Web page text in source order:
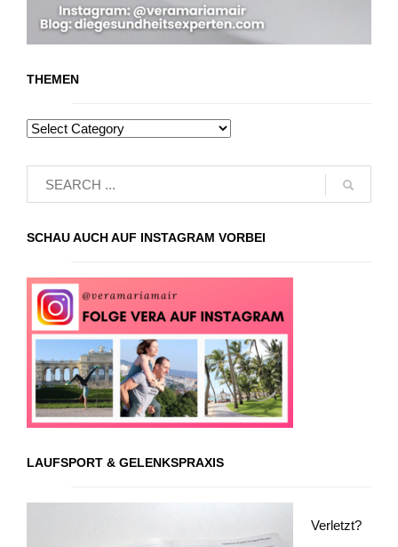
THEMEN
SCHAU AUCH AUF INSTAGRAM VORBEI
LAUFSPORT & GELENKSPRAXIS
Verletzt?